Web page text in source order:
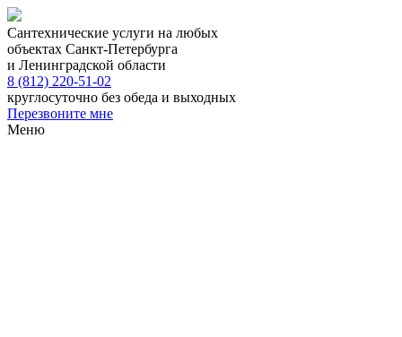
Сантехнические услуги на любых
объектах Санкт-Петербурга
и Ленинградской области
8 (812) 220-51-02
круглосуточно без обеда и выходных
Перезвоните мне
Меню